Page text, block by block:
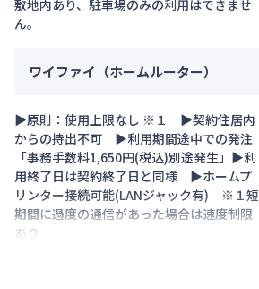
敷地内あり、駐車場のみの利用はできませ
ん。
ワイファイ（ホームルーター）
▶原則：使用上限なし ※１ ▶契約住居内
からの持出不可 ▶利用期間途中での発注
「事務手数料1,650円(税込)別途発生」▶利
用終了日は契約終了日と同様 ▶ホームプ
リンター接続可能(LANジャック有) ※１短
期間に過度の通信があった場合は速度制限
あり